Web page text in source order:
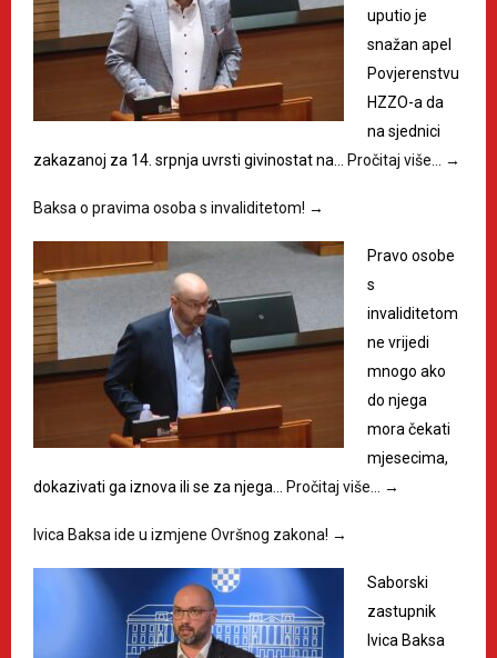
uputio je
snažan apel
Povjerenstvu
HZZO-a da
na sjednici
zakazanoj za 14. srpnja uvrsti givinostat na… Pročitaj više… →
Baksa o pravima osoba s invaliditetom! →
Pravo osobe
s
invaliditetom
ne vrijedi
mnogo ako
do njega
mora čekati
mjesecima,
dokazivati ga iznova ili se za njega… Pročitaj više… →
Ivica Baksa ide u izmjene Ovršnog zakona! →
Saborski
zastupnik
Ivica Baksa